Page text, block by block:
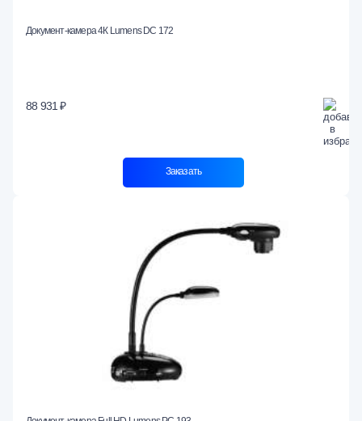
Документ-камера 4К Lumens DC 172
88 931 ₽
Заказать